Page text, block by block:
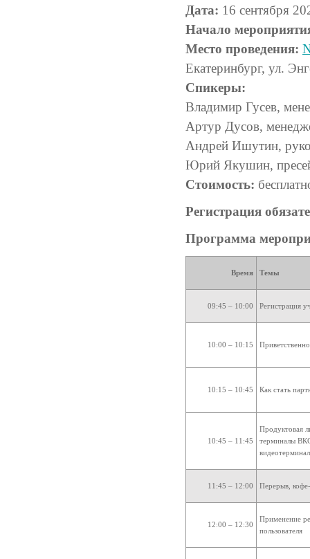
Дата: 16 сентября
Начало
Место проведения:
Екатеринбург, ул.
Спикеры:
Владимир Гусев,
Артур Дусов,
Андрей Ишутин,
Юрий Якушин,
Стоимость:
Регистрация
Программа
Время Темы
09:45 – 10:00 Регистрация
10:00 – 10:15
10:15 – 10:45 Как стать
10:45 – 11:45
Продуктовая
терминалы
11:45 – 12:00 Перерыв,
12:00 – 12:30
Применение
пользователя